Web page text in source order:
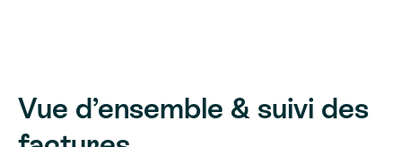
Vue d’ensemble & suivi des